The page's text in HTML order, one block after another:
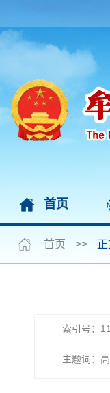
首页
首页 >>
索引号：
主题词：